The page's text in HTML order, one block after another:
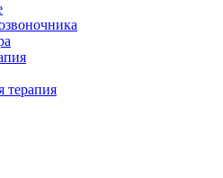
терапия